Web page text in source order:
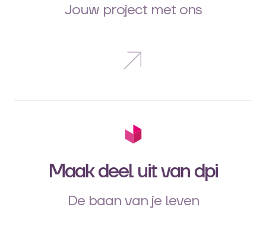
Jouw project met ons
Maak deel uit van dpi
De baan van je leven